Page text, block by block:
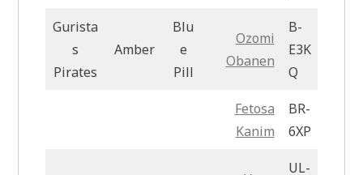
Gurista
s
Pirates
Amber
Blu
e
Pill
Ozomi
Obanen
B-
E3K
Q
Fetosa
Kanim
BR-
6XP
UL-